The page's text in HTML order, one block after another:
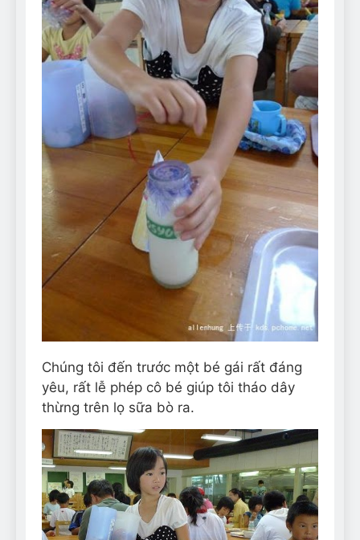
Chúng tôi đến trước một bé gái rất đáng
yêu, rất lễ phép cô bé giúp tôi tháo dây
thừng trên lọ sữa bò ra.